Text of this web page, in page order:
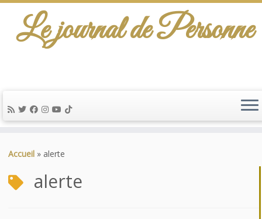
au
Le journal de Personne
Accueil » alerte
alerte